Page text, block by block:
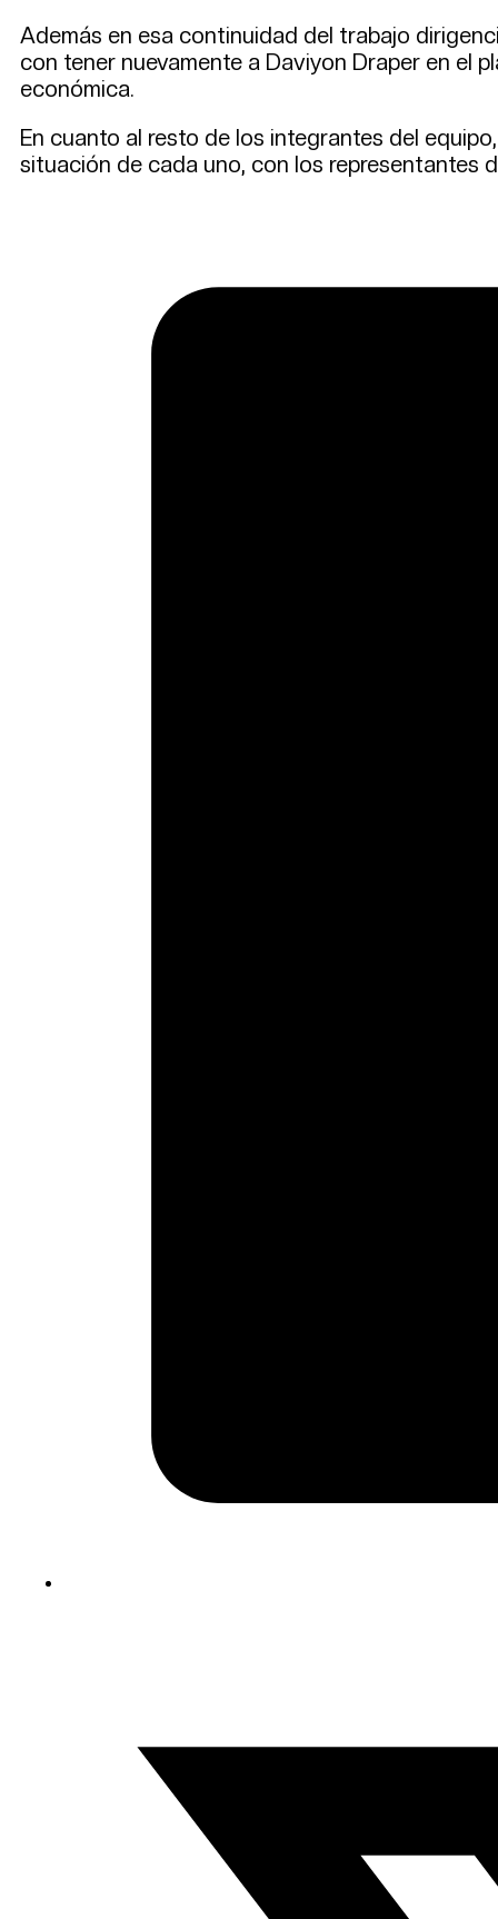
Además en esa continuidad del trabajo
con tener nuevamente a Daviyon Draper en el
económica.
En cuanto al resto de los integrantes del
situación de cada uno, con los representantes